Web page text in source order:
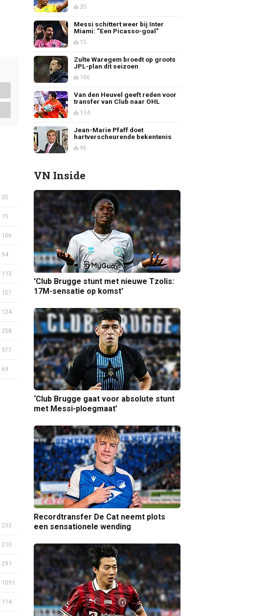
35
15
106
94
113
157
124
258
377
69
232
210
291
1091
114
35
Messi schittert weer bij Inter
Miami: “Een Picasso-goal”
15
Zulte Waregem broedt op groots
JPL-plan dit seizoen
106
Van den Heuvel geeft reden voor
transfer van Club naar OHL
114
Jean-Marie Pfaff doet
hartverscheurende bekentenis
96
VN Inside
'Club Brugge stunt met nieuwe Tzolis:
17M-sensatie op komst'
‘Club Brugge gaat voor absolute stunt
met Messi-ploegmaat’
Recordtransfer De Cat neemt plots
een sensationele wending